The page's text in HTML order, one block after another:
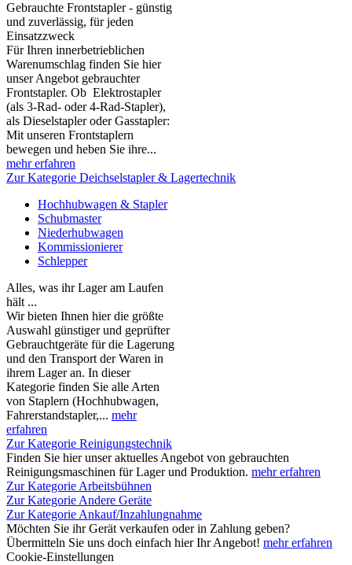
Gebrauchte Frontstapler - günstig
und zuverlässig, für jeden
Einsatzzweck
Für Ihren innerbetrieblichen
Warenumschlag finden Sie hier
unser Angebot gebrauchter
Frontstapler. Ob Elektrostapler
(als 3-Rad- oder 4-Rad-Stapler),
als Dieselstapler oder Gasstapler:
Mit unseren Frontstaplern
bewegen und heben Sie ihre...
mehr erfahren
Zur Kategorie Deichselstapler & Lagertechnik
Hochhubwagen & Stapler
Schubmaster
Niederhubwagen
Kommissionierer
Schlepper
Alles, was ihr Lager am Laufen
hält ...
Wir bieten Ihnen hier die größte
Auswahl günstiger und geprüfter
Gebrauchtgeräte für die Lagerung
und den Transport der Waren in
ihrem Lager an. In dieser
Kategorie finden Sie alle Arten
von Staplern (Hochhubwagen,
Fahrerstandstapler,... mehr
erfahren
Zur Kategorie Reinigungstechnik
Finden Sie hier unser aktuelles Angebot von gebrauchten
Reinigungsmaschinen für Lager und Produktion. mehr erfahren
Zur Kategorie Arbeitsbühnen
Zur Kategorie Andere Geräte
Zur Kategorie Ankauf/Inzahlungnahme
Möchten Sie ihr Gerät verkaufen oder in Zahlung geben?
Übermitteln Sie uns doch einfach hier Ihr Angebot! mehr erfahren
Cookie-Einstellungen